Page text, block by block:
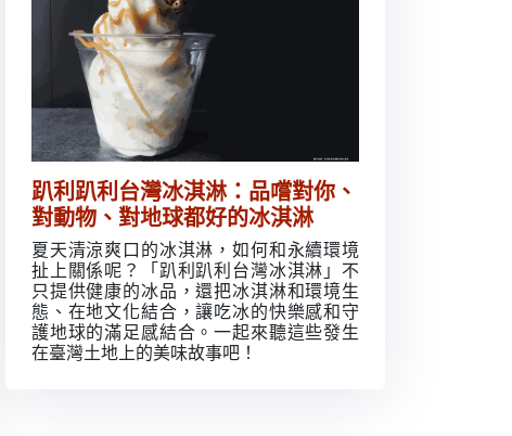
趴利趴利台灣冰淇淋：品嚐對你、
對動物、對地球都好的冰淇淋
夏天清涼爽口的冰淇淋，如何和永續環境
扯上關係呢？「趴利趴利台灣冰淇淋」不
只提供健康的冰品，還把冰淇淋和環境生
態、在地文化結合，讓吃冰的快樂感和守
護地球的滿足感結合。一起來聽這些發生
在臺灣土地上的美味故事吧！